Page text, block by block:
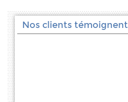
Nos clients témoignent